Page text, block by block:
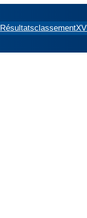
Résultatsclassement